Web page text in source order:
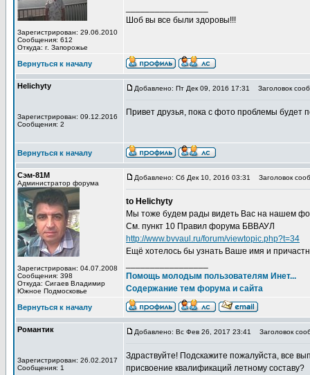
Зарегистрирован: 29.06.2010
Сообщения: 612
Откуда: г. Запорожье
Шоб вы все были здоровы!!!
Вернуться к началу
Helichyty
Зарегистрирован: 09.12.2016
Сообщения: 2
Добавлено: Пт Дек 09, 2016 17:31 Заголовок
Привет друзья, пока с фото проблемы будет
Вернуться к началу
Сэм-81М
Администратор форума
Зарегистрирован: 04.07.2008
Сообщения: 398
Откуда: Сигаев Владимир
Южное Подмосковье
Добавлено: Сб Дек 10, 2016 03:31 Заголовок
to Helichyty
Мы тоже будем рады видеть Вас на нашем
См. пункт 10 Правил форума БВВАУЛ
http://www.bvvaul.ru/forum/viewtopic.php?t=34
Ещё хотелось бы узнать Ваше имя и
Помощь молодым пользователям Инет...
Содержание тем форума и сайта
Вернуться к началу
Романтик
Зарегистрирован: 26.02.2017
Сообщения: 1
Добавлено: Вс Фев 26, 2017 23:41 Заголовок
Здраствуйте! Подскажите пожалуйста, все
присвоение квалификаций летному составу?